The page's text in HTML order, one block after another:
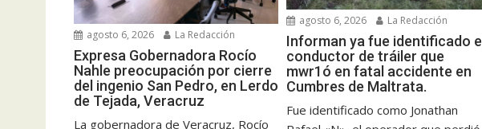
agosto 6, 2026 La Redacción
Expresa Gobernadora Rocío
Nahle preocupación por cierre
del ingenio San Pedro, en Lerdo
de Tejada, Veracruz
La gobernadora de Veracruz, Rocío
agosto 6, 2026 La Redacción
Informan ya fue identificado el
conductor de tráiler que
mwr1ó en fatal accidente en
Cumbres de Maltrata.
Fue identificado como Jonathan